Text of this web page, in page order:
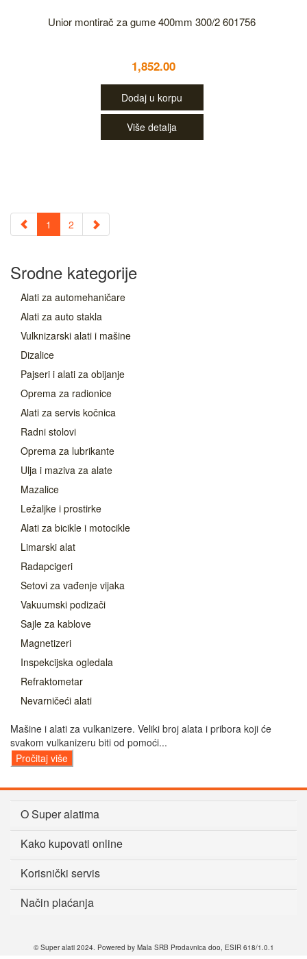
Unior montirač za gume 400mm 300/2 601756
1,852.00
Dodaj u korpu
Više detalja
1 2
Srodne kategorije
Alati za automehaničare
Alati za auto stakla
Vulknizarski alati i mašine
Dizalice
Pajseri i alati za obijanje
Oprema za radionice
Alati za servis kočnica
Radni stolovi
Oprema za lubrikante
Ulja i maziva za alate
Mazalice
Ležaljke i prostirke
Alati za bicikle i motocikle
Limarski alat
Radapcigeri
Setovi za vađenje vijaka
Vakuumski podizači
Sajle za kablove
Magnetizeri
Inspekcijska ogledala
Refraktometar
Nevarničeći alati
Mašine i alati za vulkanizere. Veliki broj alata i pribora koji će
svakom vulkanizeru biti od pomoći...
Pročitaj više
O Super alatima
Kako kupovati online
Korisnički servis
Način plaćanja
© Super alati 2024. Powered by Mala SRB Prodavnica doo, ESIR 618/1.0.1